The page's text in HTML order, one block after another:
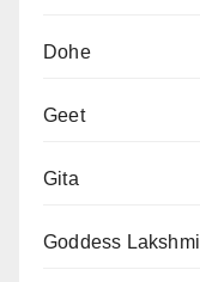
Dohe
Geet
Gita
Goddess Lakshmi